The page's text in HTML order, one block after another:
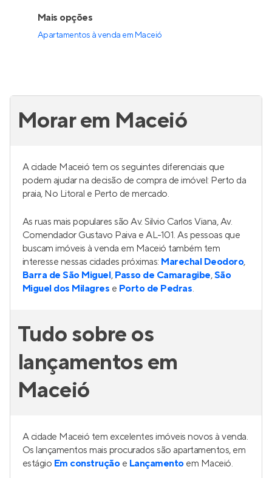
Mais opções
Apartamentos à venda em Maceió
Morar em Maceió
A cidade Maceió tem os seguintes diferenciais que
podem ajudar na decisão de compra de imóvel: Perto da
praia, No Litoral e Perto de mercado.
As ruas mais populares são Av. Silvio Carlos Viana, Av.
Comendador Gustavo Paiva e AL-101. As pessoas que
buscam imóveis à venda em Maceió também tem
interesse nessas cidades próximas: Marechal Deodoro,
Barra de São Miguel, Passo de Camaragibe,São
Miguel dos Milagres e Porto de Pedras.
Tudo sobre os
lançamentos em
Maceió
A cidade Maceió tem excelentes imóveis novos à venda.
Os lançamentos mais procurados são apartamentos, em
estágio Em construçãoe Lançamento em Maceió.